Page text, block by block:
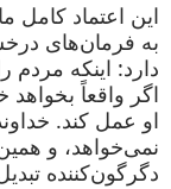
این اعتماد کامل
به فرمان‌های
دارد: اینکه مردم
اگر واقعاً بخواهد
او عمل کند.
نمی‌خواهد، و
دگرگون‌کننده